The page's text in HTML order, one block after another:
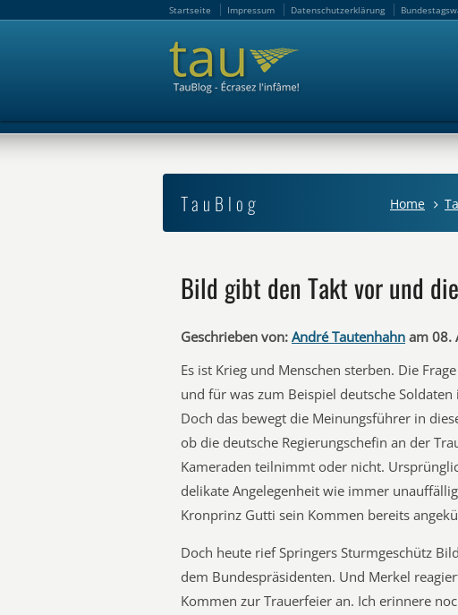
Startseite Impressum Datenschutzerklärung
TauBlog Home
Bild gibt den Takt vor und
Geschrieben von: André Tautenhahn am 08.
Es ist Krieg und Menschen sterben. Die
und für was zum Beispiel deutsche
Doch das bewegt die Meinungsführer in
ob die deutsche Regierungschefin an der
Kameraden teilnimmt oder nicht.
delikate Angelegenheit wie immer
Kronprinz Gutti sein Kommen bereits
Doch heute rief Springers Sturmgeschütz
dem Bundespräsidenten. Und Merkel
Kommen zur Trauerfeier an. Ich erinnere
Startseite Impressum Datenschutzerklärung